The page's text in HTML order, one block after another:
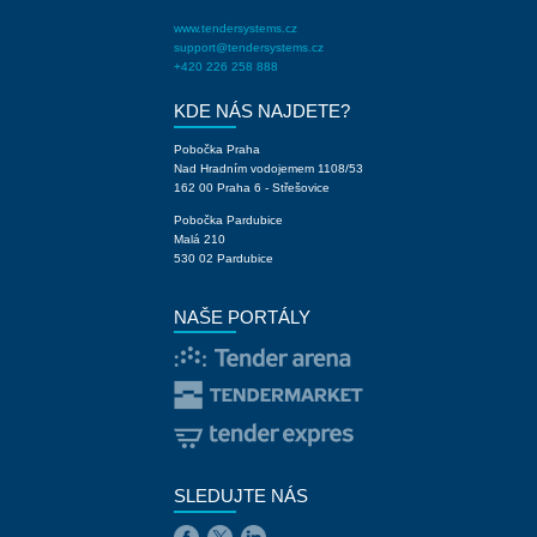
www.tendersystems.cz
support@tendersystems.cz
+420 226 258 888
KDE NÁS NAJDETE?
Pobočka Praha
Nad Hradním vodojemem 1108/53
162 00 Praha 6 - Střešovice
Pobočka Pardubice
Malá 210
530 02 Pardubice
NAŠE PORTÁLY
SLEDUJTE NÁS